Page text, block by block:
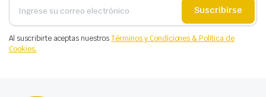
Suscribirse
Al suscribirte aceptas nuestrosTérminos y Condiciones & Política de
Cookies.